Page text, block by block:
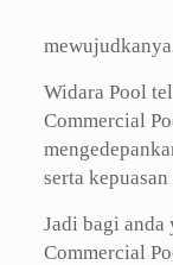
Widara Pool
Commercial
serta
Jadi bagi anda
Commercial